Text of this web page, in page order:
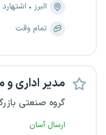
البرز
اشتهارد
تمام وقت
مدیر اداری و
گروه صنعتی
ارسال آسان